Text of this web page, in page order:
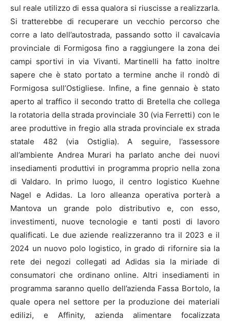
sul reale utilizzo di essa qualora si riuscisse a realizzarla.
Si tratterebbe di recuperare un vecchio percorso che
corre a lato dell’autostrada, passando sotto il cavalcavia
provinciale di Formigosa fino a raggiungere la zona dei
campi sportivi in via Vivanti. Martinelli ha fatto inoltre
sapere che è stato portato a termine anche il rondò di
Formigosa sull’Ostigliese. Infine, a fine gennaio è stato
aperto al traffico il secondo tratto di Bretella che collega
la rotatoria della strada provinciale 30 (via Ferretti) con le
aree produttive in fregio alla strada provinciale ex strada
statale 482 (via Ostiglia). A seguire, l’assessore
all’ambiente Andrea Murari ha parlato anche dei nuovi
insediamenti produttivi in programma proprio nella zona
di Valdaro. In primo luogo, il centro logistico Kuehne
Nagel e Adidas. La loro alleanza operativa porterà a
Mantova un grande polo distributivo e, con esso,
investimenti, nuove tecnologie e tanti posti di lavoro
qualificati. Le due aziende realizzeranno tra il 2023 e il
2024 un nuovo polo logistico, in grado di rifornire sia la
rete dei negozi collegati ad Adidas sia la miriade di
consumatori che ordinano online. Altri insediamenti in
programma saranno quello dell’azienda Fassa Bortolo, la
quale opera nel settore per la produzione dei materiali
edilizi, e Affinity, azienda alimentare focalizzata